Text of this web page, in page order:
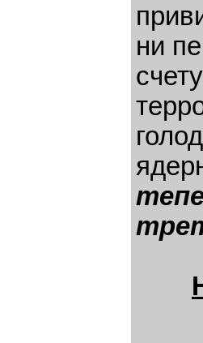
ни